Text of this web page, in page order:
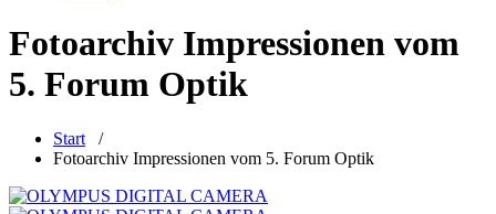
Fotoarchiv Impressionen vom
5. Forum Optik
Start /
Fotoarchiv Impressionen vom 5. Forum Optik